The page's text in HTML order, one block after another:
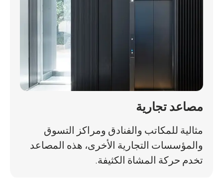
مصاعد تجارية
مثالية للمكاتب والفنادق ومراكز التسوق
والمؤسسات التجارية الأخرى، هذه المصاعد
تخدم حركة المشاة الكثيفة.